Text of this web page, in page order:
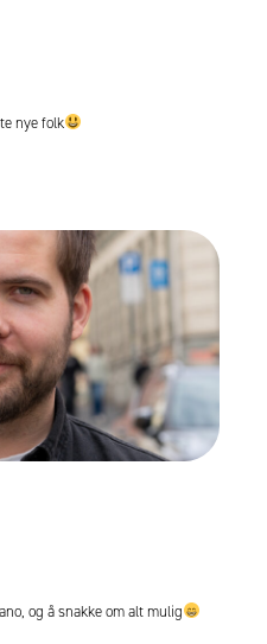
nye folk
og å snakke om alt mulig